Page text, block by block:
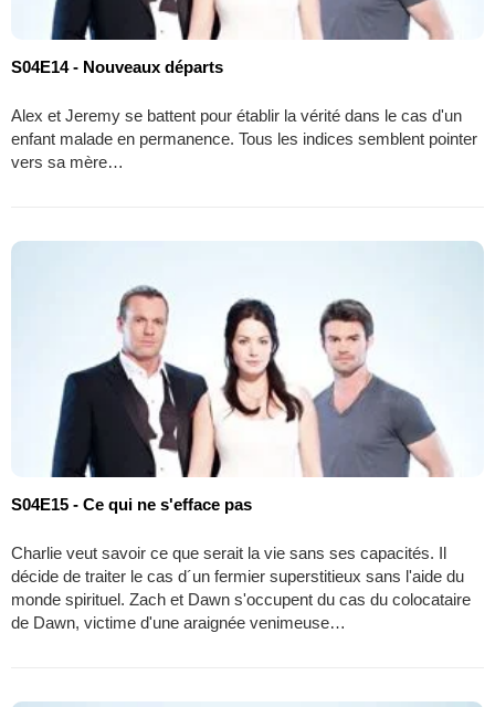
S04E14 - Nouveaux départs
Alex et Jeremy se battent pour établir la vérité dans le cas d'un
enfant malade en permanence. Tous les indices semblent pointer
vers sa mère…
S04E15 - Ce qui ne s'efface pas
Charlie veut savoir ce que serait la vie sans ses capacités. Il
décide de traiter le cas d´un fermier superstitieux sans l'aide du
monde spirituel. Zach et Dawn s'occupent du cas du colocataire
de Dawn, victime d'une araignée venimeuse…